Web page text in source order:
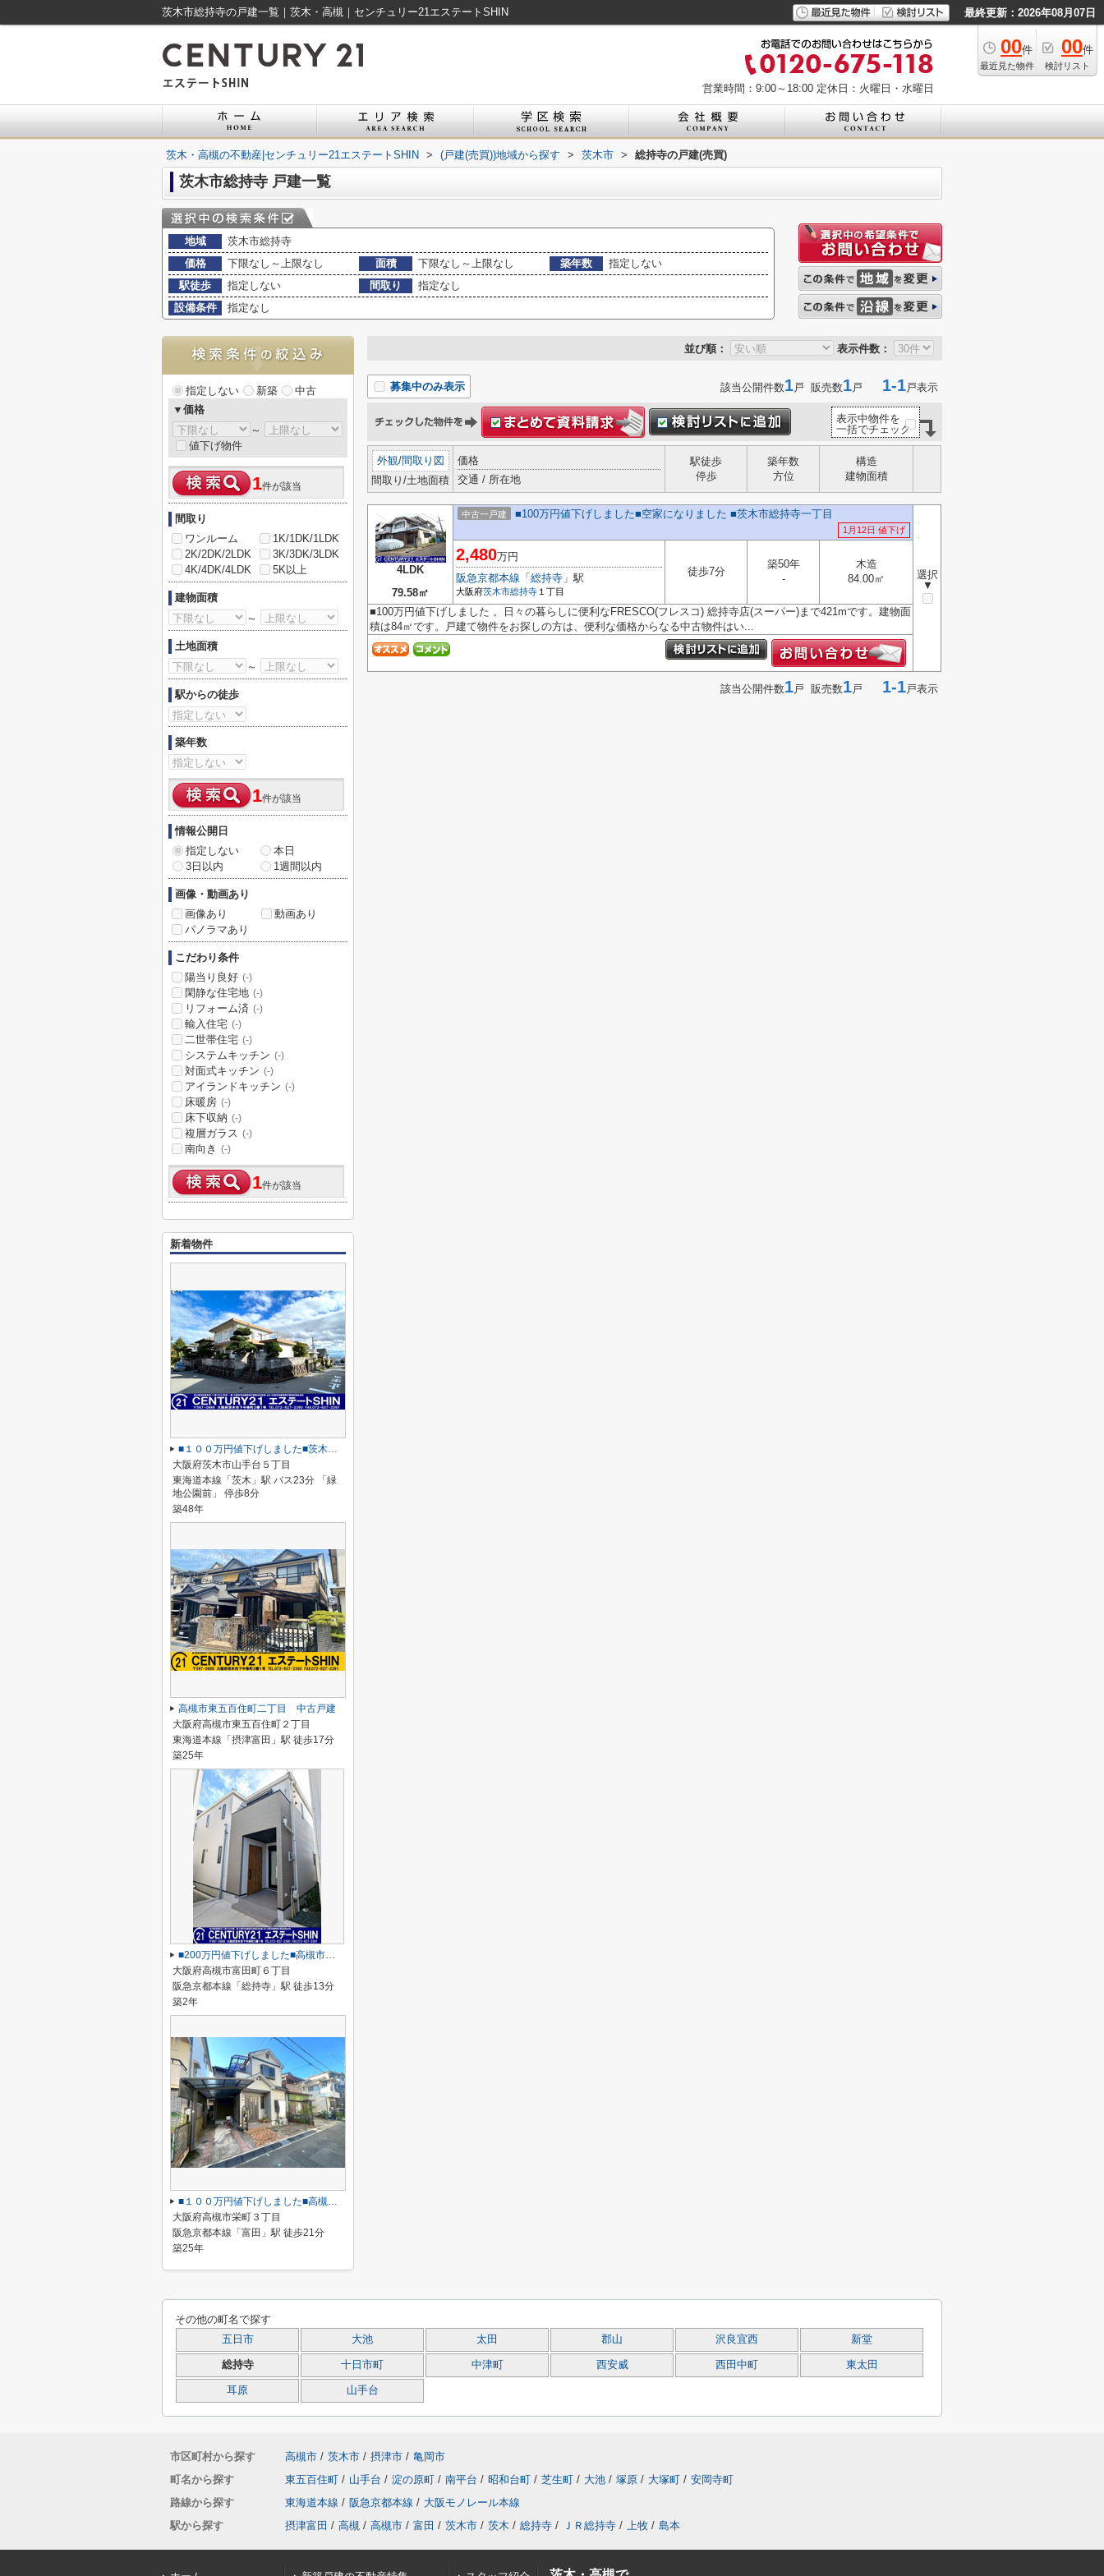
茨木市総持寺の戸建一覧｜茨木・高槻｜センチュリー21エステートSHIN 最終更新：2026年08月07日
00件
最近見た物件
00件
検討リスト
営業時間：9:00～18:00 定休日：火曜日・水曜日
茨木・高槻の不動産|センチュリー21エステートSHIN > (戸建(売買))地域から探す > 茨木市 > 総持寺の戸建(売買)
茨木市総持寺 戸建一覧
地域
茨木市総持寺
価格
下限なし～上限なし 面積 下限なし～上限なし 築年数
指定しない
駅徒歩
指定しない 間取り
指定なし
設備条件
指定なし
並び順： 表示件数：
募集中のみ表示 該当公開件数1戸 販売数1戸 1-1戸表示
表示中物件を
一括でチェック
外観/間取り図
間取り/土地面積
価格
交通 / 所在地
駅徒歩
停歩
築年数
方位
構造
建物面積
4LDK
79.58㎡
中古一戸建 ■100万円値下げしました■空家になりました ■茨木市総持寺一丁目
1月12日 値下げ
選択
▼
2,480万円
阪急京都本線 「 総持寺 」駅
大阪府茨木市総持寺 １丁目
徒歩7分
築50年
-
木造
84.00㎡
■100万円値下げしました 。日々の暮らしに便利なFRESCO(フレスコ) 総持寺店(スーパー)まで421mです。建物面
積は84㎡です。戸建て物件をお探しの方は、便利な価格からなる中古物件はい...
該当公開件数1戸 販売数1戸 1-1戸表示
指定しない 新築
中古
▼価格
～
値下げ物件
1件が該当
間取り
ワンルーム
1K/1DK/1LDK
2K/2DK/2LDK
3K/3DK/3LDK
4K/4DK/4LDK
5K以上
建物面積
～
土地面積
～
駅からの徒歩
築年数
1件が該当
情報公開日
指定しない
本日
3日以内
1週間以内
画像・動画あり
画像あり
動画あり
パノラマあり
こだわり条件
陽当り良好 (-)
閑静な住宅地 (-)
リフォーム済 (-)
輸入住宅 (-)
二世帯住宅 (-)
システムキッチン (-)
対面式キッチン (-)
アイランドキッチン (-)
床暖房 (-)
床下収納 (-)
複層ガラス (-)
南向き (-)
1件が該当
新着物件
■１００万円値下げしました■茨木市山手台五丁目
大阪府茨木市山手台５丁目
東海道本線「茨木」駅 バス23分 「緑
地公園前」 停歩8分
築48年
高槻市東五百住町二丁目 中古戸建
大阪府高槻市東五百住町２丁目
東海道本線「摂津富田」駅 徒歩17分
築25年
■200万円値下げしました■高槻市富田町六丁目
大阪府高槻市富田町６丁目
阪急京都本線「総持寺」駅 徒歩13分
築2年
■１００万円値下げしました■高槻市栄町三丁目■土地約28.18坪
大阪府高槻市栄町３丁目
阪急京都本線「富田」駅 徒歩21分
築25年
その他の町名で探す
五日市 大池 太田 郡山 沢良宜西 新堂
総持寺 十日市町 中津町 西安威 西田中町 東太田
耳原 山手台
市区町村から探す 高槻市 / 茨木市 / 摂津市 / 亀岡市
町名から探す
東五百住町 / 山手台 / 淀の原町 / 南平台 / 昭和台町 / 芝生町 / 大池 / 塚原 / 大塚町 / 安岡寺町
路線から探す
東海道本線 / 阪急京都本線 / 大阪モノレール本線
駅から探す
摂津富田 / 高槻 / 高槻市 / 富田 / 茨木市 / 茨木 / 総持寺 / ＪＲ総持寺 / 上牧 / 島本